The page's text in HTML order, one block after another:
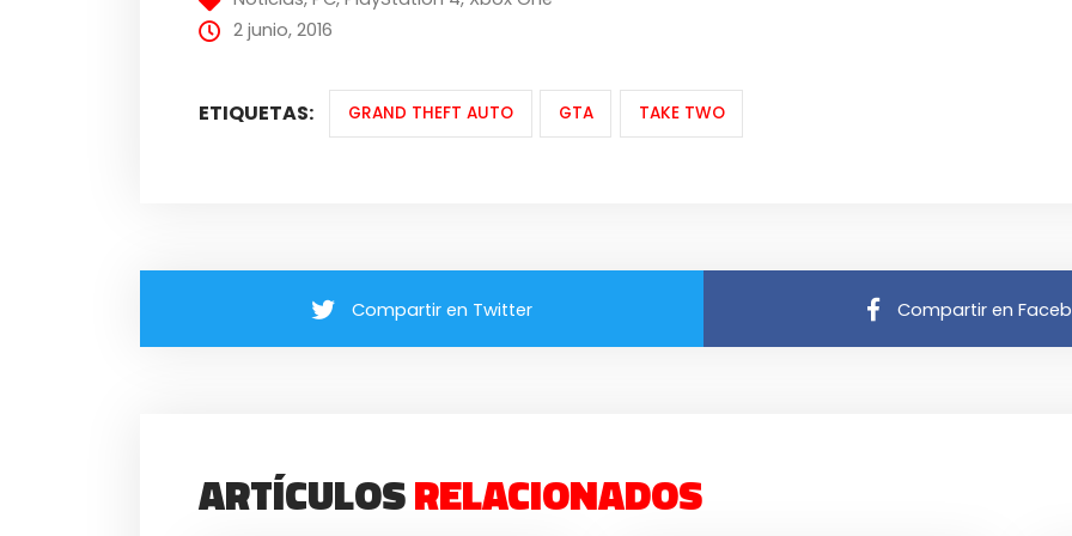
2 junio, 2016
ETIQUETAS: GRAND THEFT AUTO GTA TAKE TWO
Compartir en Twitter Compartir en
ARTÍCULOSRELACIONADOS